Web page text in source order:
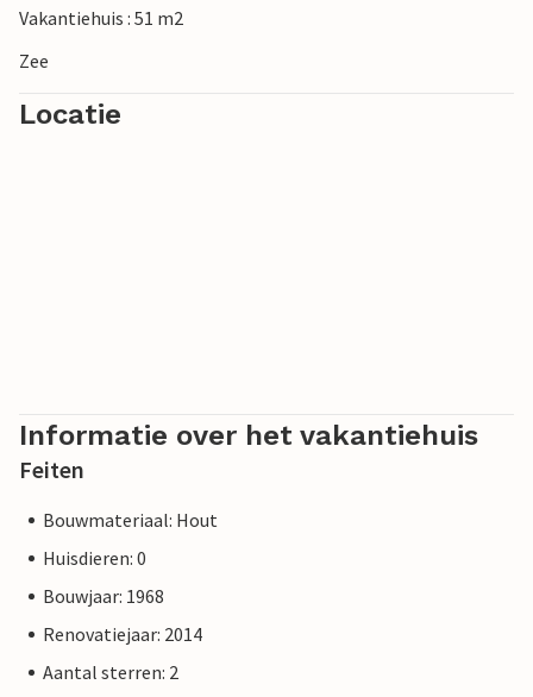
vier spannende musea zeker de moeite waard.
Vakantiehuis : 51 m2
Zee
Locatie
Informatie over het vakantiehuis
Feiten
Bouwmateriaal: Hout
Huisdieren: 0
Bouwjaar: 1968
Renovatiejaar: 2014
Aantal sterren: 2